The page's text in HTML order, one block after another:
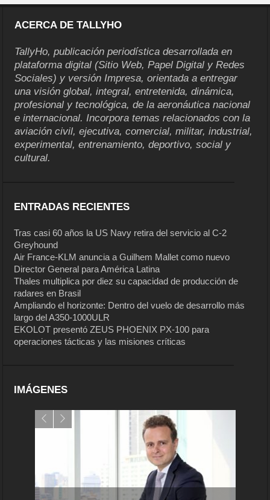
ACERCA DE TALLYHO
TallyHo, publicación periodística desarrollada en
plataforma digital (Sitio Web, Papel Digital y Redes
Sociales) y versión Impresa, orientada a entregar
una visión global, integral, entretenida, dinámica,
profesional y tecnológica, de la aeronáutica nacional
e internacional. Incorpora temas relacionados con la
aviación civil, ejecutiva, comercial, militar, industrial,
experimental, entrenamiento, deportivo, social y
cultural.
ENTRADAS RECIENTES
Tras casi 60 años la US Navy retira del servicio al C-2
Greyhound
Air France-KLM anuncia a Guilhem Mallet como nuevo
Director General para América Latina
Thales multiplica por diez su capacidad de producción de
radares en Brasil
Ampliando el horizonte: Dentro del vuelo de desarrollo más
largo del A350-1000ULR
EKOLOT presentó ZEUS PHOENIX PX-100 para
operaciones tácticas y las misiones críticas
IMÁGENES